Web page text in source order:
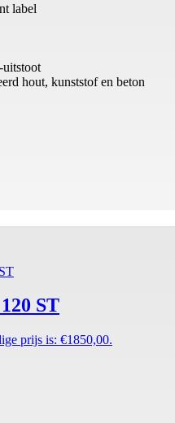
label
uitstoot
hout, kunststof en beton
ST
prijs is: €1850,00.